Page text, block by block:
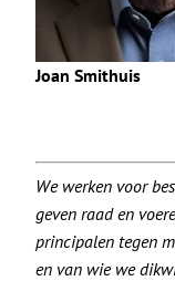
Joan Smithuis
We werken voor
geven raad en
principalen tegen
en van wie we